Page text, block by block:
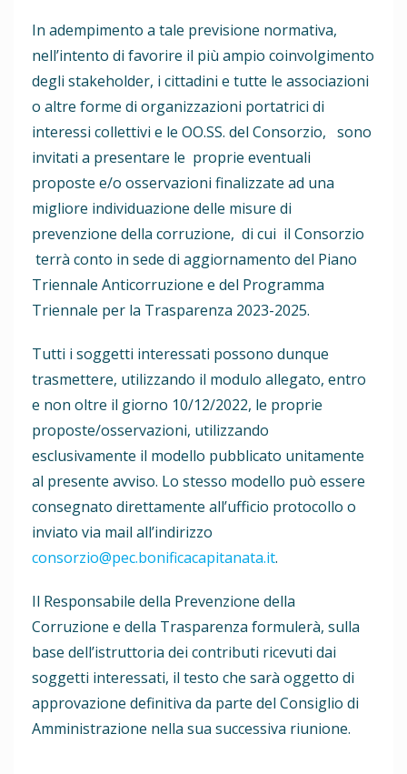
In adempimento a tale previsione normativa,
nell’intento di favorire il più ampio coinvolgimento
degli stakeholder, i cittadini e tutte le associazioni
o altre forme di organizzazioni portatrici di
interessi collettivi e le OO.SS. del Consorzio, sono
invitati a presentare le proprie eventuali
proposte e/o osservazioni finalizzate ad una
migliore individuazione delle misure di
prevenzione della corruzione, di cui il Consorzio
terrà conto in sede di aggiornamento del Piano
Triennale Anticorruzione e del Programma
Triennale per la Trasparenza 2023-2025.
Tutti i soggetti interessati possono dunque
trasmettere, utilizzando il modulo allegato, entro
e non oltre il giorno 10/12/2022, le proprie
proposte/osservazioni, utilizzando
esclusivamente il modello pubblicato unitamente
al presente avviso. Lo stesso modello può essere
consegnato direttamente all’ufficio protocollo o
inviato via mail all’indirizzo
consorzio@pec.bonificacapitanata.it.
Il Responsabile della Prevenzione della
Corruzione e della Trasparenza formulerà, sulla
base dell’istruttoria dei contributi ricevuti dai
soggetti interessati, il testo che sarà oggetto di
approvazione definitiva da parte del Consiglio di
Amministrazione nella sua successiva riunione.